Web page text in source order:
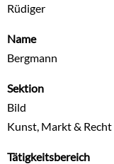
Rüdiger
Name
Bergmann
Sektion
Bild
Kunst, Markt & Recht
Tätigkeitsbereich